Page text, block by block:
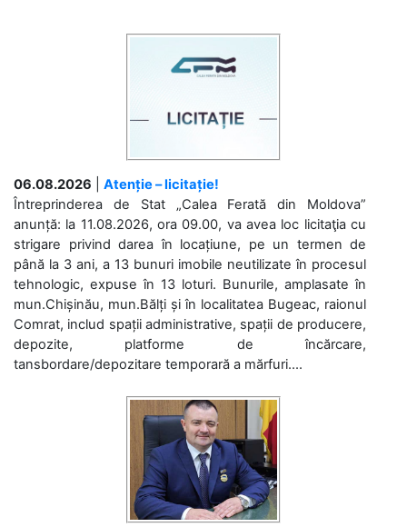
06.08.2026
Atenție – licitație!
Întreprinderea de Stat „Calea Ferată din Moldova”
anunță: la 11.08.2026, ora 09.00, va avea loc licitaţia cu
strigare privind darea în locațiune, pe un termen de
până la 3 ani, a 13 bunuri imobile neutilizate în procesul
tehnologic, expuse în 13 loturi. Bunurile, amplasate în
mun.Chișinău, mun.Bălți și în localitatea Bugeac, raionul
Comrat, includ spații administrative, spații de producere,
depozite, platforme de încărcare,
tansbordare/depozitare temporară a mărfuri....